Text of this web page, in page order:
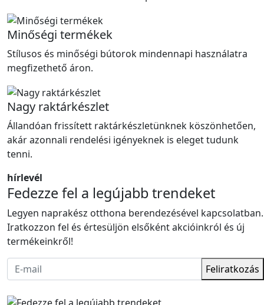
Minőségi termékek
Stílusos és minőségi bútorok mindennapi használatra
megfizethető áron.
Nagy raktárkészlet
Állandóan frissített raktárkészletünknek köszönhetően,
akár azonnali rendelési igényeknek is eleget tudunk
tenni.
hírlevél
Fedezze fel a legújabb trendeket
Legyen naprakész otthona berendezésével kapcsolatban.
Iratkozzon fel és értesüljön elsőként akcióinkról és új
termékeinkről!
Feliratkozás